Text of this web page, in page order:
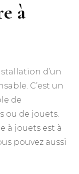
à
d’un
C’est un
de
ou de jouets.
à jouets est à
pouvez aussi